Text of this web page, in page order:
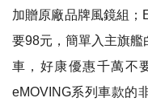
加贈原廠品牌風鏡組；
要98元，簡單入主旗艦
車，好康優惠千萬不
eMOVING系列車款的